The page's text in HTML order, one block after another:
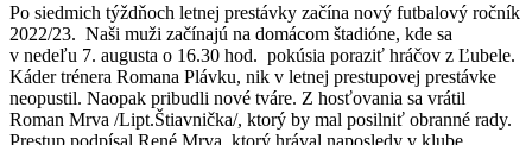
Po siedmich týždňoch letnej prestávky začína nový futbalový ročník
2022/23. Naši muži začínajú na domácom štadióne, kde sa
v nedeľu 7. augusta o 16.30 hod. pokúsia poraziť hráčov z Ľubele.
Káder trénera Romana Plávku, nik v letnej prestupovej prestávke
neopustil. Naopak pribudli nové tváre. Z hosťovania sa vrátil
Roman Mrva /Lipt.Štiavnička/, ktorý by mal posilniť obranné rady.
Prestup podpísal René Mrva, ktorý hrával naposledy v klube